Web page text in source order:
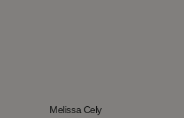
Melissa Cely